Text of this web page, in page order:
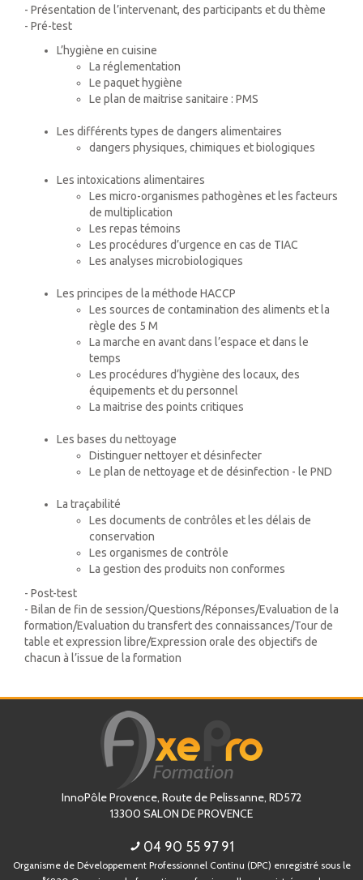
- Présentation de l’intervenant, des participants et du thème
- Pré-test
L’hygiène en cuisine
La réglementation
Le paquet hygiène
Le plan de maitrise sanitaire : PMS
Les différents types de dangers alimentaires
dangers physiques, chimiques et biologiques
Les intoxications alimentaires
Les micro-organismes pathogènes et les facteurs
de multiplication
Les repas témoins
Les procédures d’urgence en cas de TIAC
Les analyses microbiologiques
Les principes de la méthode HACCP
Les sources de contamination des aliments et la
règle des 5 M
La marche en avant dans l’espace et dans le
temps
Les procédures d’hygiène des locaux, des
équipements et du personnel
La maitrise des points critiques
Les bases du nettoyage
Distinguer nettoyer et désinfecter
Le plan de nettoyage et de désinfection - le PND
La traçabilité
Les documents de contrôles et les délais de
conservation
Les organismes de contrôle
La gestion des produits non conformes
- Post-test
- Bilan de fin de session/Questions/Réponses/Evaluation de la
formation/Evaluation du transfert des connaissances/Tour de
table et expression libre/Expression orale des objectifs de
chacun à l’issue de la formation
InnoPôle Provence, Route de Pelissanne, RD572
13300 SALON DE PROVENCE
04 90 55 97 91
Organisme de Développement Professionnel Continu (DPC) enregistré sous le